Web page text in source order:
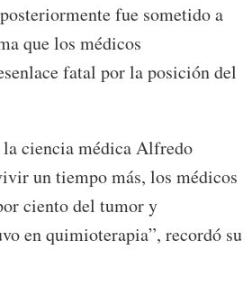
fue sometido a
que los médicos
fatal por la posición del
la ciencia médica Alfredo
un tiempo más, los médicos
ciento del tumor y
en quimioterapia”, recordó su